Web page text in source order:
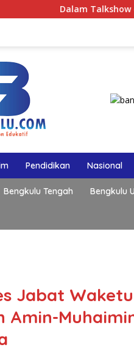
Talkshow di BETV ,
Pendidikan Nasional
Bengkulu Tengah Bengkulu
Jabat
Amin-